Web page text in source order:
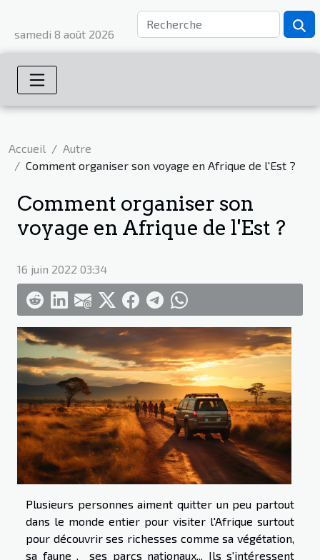
samedi 8 août 2026
Accueil
Autre
Comment organiser son voyage en Afrique de l'Est ?
Comment organiser son
voyage en Afrique de l'Est ?
16 juin 2022 03:34
Plusieurs personnes aiment quitter un peu partout
dans le monde entier pour visiter l'Afrique surtout
pour découvrir ses richesses comme sa végétation,
sa faune , ses parcs nationaux... Ils s'intéressent